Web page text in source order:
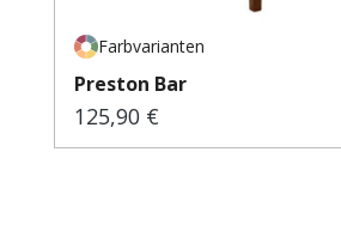
Farbvarianten
Preston Bar
Regulärer Preis:
125,90 €